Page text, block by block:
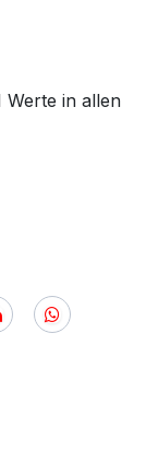
Werte in allen